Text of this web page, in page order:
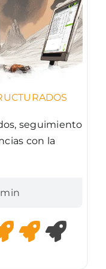
seguimiento
con la